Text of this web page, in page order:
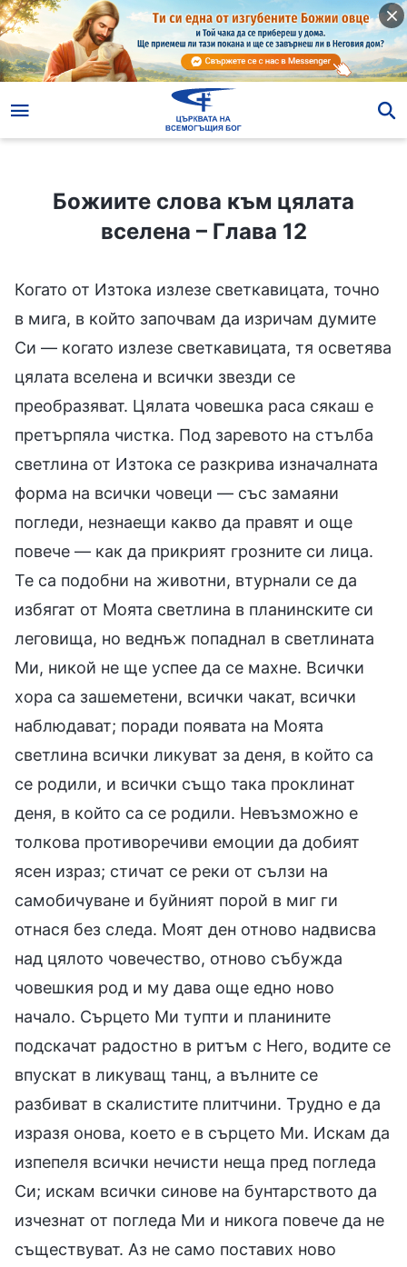
Божиите слова към цялата вселена – Глава 12
Божиите слова към цялата
вселена – Глава 12
Когато от Изтока излезе светкавицата, точно
в мига, в който започвам да изричам думите
Си — когато излезе светкавицата, тя осветява
цялата вселена и всички звезди се
преобразяват. Цялата човешка раса сякаш е
претърпяла чистка. Под заревото на стълба
светлина от Изтока се разкрива изначалната
форма на всички човеци — със замаяни
погледи, незнаещи какво да правят и още
повече — как да прикрият грозните си лица.
Те са подобни на животни, втурнали се да
избягат от Моята светлина в планинските си
леговища, но веднъж попаднал в светлината
Ми, никой не ще успее да се махне. Всички
хора са зашеметени, всички чакат, всички
наблюдават; поради появата на Моята
светлина всички ликуват за деня, в който са
се родили, и всички също така проклинат
деня, в който са се родили. Невъзможно е
толкова противоречиви емоции да добият
ясен израз; стичат се реки от сълзи на
самобичуване и буйният порой в миг ги
отнася без следа. Моят ден отново надвисва
над цялото човечество, отново събужда
човешкия род и му дава още едно ново
начало. Сърцето Ми тупти и планините
подскачат радостно в ритъм с Него, водите се
впускат в ликуващ танц, а вълните се
разбиват в скалистите плитчини. Трудно е да
изразя онова, което е в сърцето Ми. Искам да
изпепеля всички нечисти неща пред погледа
Си; искам всички синове на бунтарството да
изчезнат от погледа Ми и никога повече да не
съществуват. Аз не само поставих ново